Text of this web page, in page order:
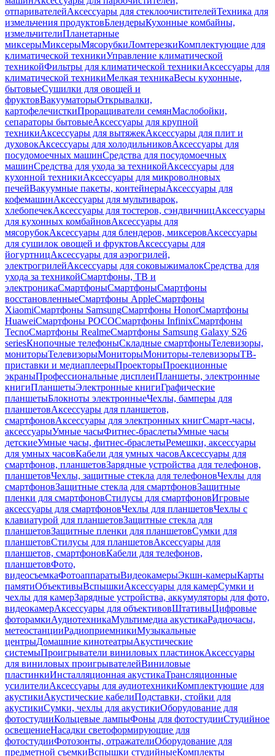
отпаривателейАксессуары для стеклоочистителейТехника для
измельчения продуктовБлендерыКухонные комбайны,
измельчителиПланетарные
миксерыМиксерыМясорубкиЛомтерезкиКомплектующие для
климатической техникиУправление климатической
техникойФильтры для климатической техникиАксессуары для
климатической техникиМелкая техникаВесы кухонные,
бытовыеСушилки для овощей и
фруктовВакууматорыОткрывалки,
картофелечисткиПроращиватели семянМаслобойки,
сепараторы бытовыеАксессуары для крупной
техникиАксессуары для вытяжекАксессуары для плит и
духовокАксессуары для холодильниковАксессуары для
посудомоечных машинСредства для посудомоечных
машинСредства для ухода за техникойАксессуары для
кухонной техникиАксессуары для микроволновых
печейВакуумные пакеты, контейнерыАксессуары для
кофемашинАксессуары для мультиварок,
хлебопечекАксессуары для тостеров, сэндвичницАксессуары
для кухонных комбайновАксессуары для
мясорубокАксессуары для блендеров, миксеровАксессуары
для сушилок овощей и фруктовАксессуары для
йогуртницАксессуары для аэрогрилей,
электрогрилейАксессуары для соковыжималокСредства для
ухода за техникойСмартфоны, ТВ и
электроникаСмартфоныСмартфоныСмартфоны
восстановленныеСмартфоны AppleСмартфоны
XiaomiСмартфоны SamsungСмартфоны HonorСмартфоны
HuaweiСмартфоны POCOСмартфоны InfinixСмартфоны
TecnoСмартфоны RealmeСмартфоны Samsung Galaxy S26
seriesКнопочные телефоныСкладные смартфоныТелевизоры,
мониторыТелевизорыМониторыМониторы-телевизорыТВ-
приставки и медиаплеерыПроекторыПроекционные
экраныПрофессиональные дисплеиПланшеты, электронные
книгиПланшетыЭлектронные книгиГрафические
планшетыБлокноты электронныеЧехлы, бамперы для
планшетовАксессуары для планшетов,
смартфоновАксессуары для электронных книгСмарт-часы,
аксессуарыУмные часыФитнес-браслетыУмные часы
детскиеУмные часы, фитнес-браслетыРемешки, аксессуары
для умных часовКабели для умных часовАксессуары для
смартфонов, планшетовЗарядные устройства для телефонов,
планшетовЧехлы, защитные стекла для телефоновЧехлы для
смартфоновЗащитные стекла для смартфоновЗащитные
пленки для смартфоновСтилусы для смартфоновИгровые
аксессуары для смартфоновЧехлы для планшетовЧехлы с
клавиатурой для планшетовЗащитные стекла для
планшетовЗащитные пленки для планшетовСумки для
планшетовСтилусы для планшетовАксессуары для
планшетов, смартфоновКабели для телефонов,
планшетовФото,
видеосъемкаФотоаппаратыВидеокамерыЭкшн-камерыКарты
памятиОбъективыВспышкиАксессуары для камерСумки и
чехлы для камерЗарядные устройства, аккумуляторы для фото,
видеокамерАксессуары для объективовШтативыЦифровые
фоторамкиАудиотехникаМультимедиа акустикаРадиочасы,
метеостанцииРадиоприемникиМузыкальные
центрыДомашние кинотеатрыАкустические
системыПроигрыватели виниловых пластинокАксессуары
для виниловых проигрывателейВиниловые
пластинкиИнсталляционная акустикаТрансляционные
усилителиАксессуары для аудиотехникиКомплектующие для
акустикиАкустические кабелиПодставки, стойки для
акустикиСумки, чехлы для акустикиОборудование для
фотостудииКольцевые лампыФоны для фотостудииСтудийное
освещениеНасадки светоформирующие для
фотостудииФотозонты, отражателиОборудование для
предметной съемкиВспышки студийныеКомплекты